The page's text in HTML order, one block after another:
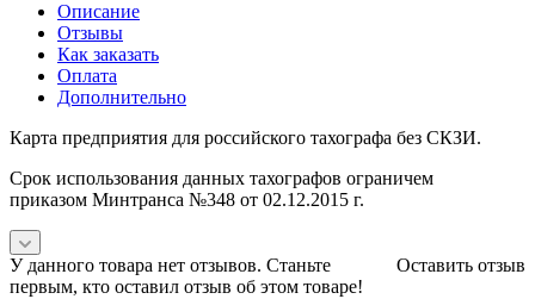
Описание
Отзывы
Как заказать
Оплата
Дополнительно
Карта предприятия для российского тахографа без СКЗИ.
Срок использования данных тахографов ограничем
приказом Минтранса №348 от 02.12.2015 г.
Оставить отзыв
У данного товара нет отзывов. Станьте
первым, кто оставил отзыв об этом товаре!